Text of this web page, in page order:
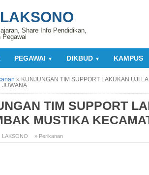
Share Info Pendidikan,
Pegawai
PEGAWAI ▼ DIKBUD ▼ KAMPUS
» KUNJUNGAN TIM SUPPORT LAKUKAN UJI
JUWANA
TIM SUPPORT
MUSTIKA
LAKSONO » Perikanan